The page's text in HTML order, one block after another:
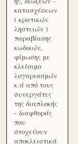
κατασχέσεων
( κρατικών
ληστειών )
παραβίασης
κωδικών,
φίμωσης με
κλείσιμο
λογαριασμών
κ.ά από τους
συνεργάτες
της διαπλοκής
- διαφθοράς
που
στοχεύουν
αποκλειστικά